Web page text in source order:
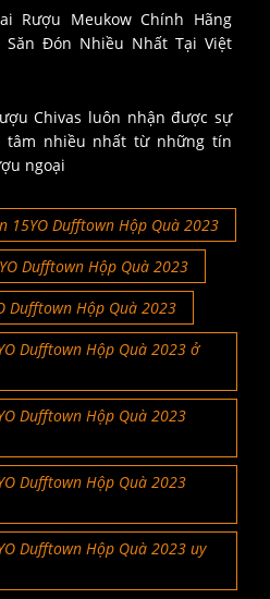
Rượu Meukow Chính Hãng
Săn Đón Nhiều Nhất Tại Việt
Chivas luôn nhận được sự
tâm nhiều nhất từ những tín
15YO Dufftown Hộp Quà 2023
Dufftown Hộp Quà 2023
Dufftown Hộp Quà 2023
Dufftown Hộp Quà 2023 ở
Dufftown Hộp Quà 2023
Dufftown Hộp Quà 2023
Dufftown Hộp Quà 2023 uy